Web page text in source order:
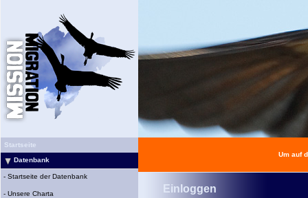
Startseite
Datenbank
- Startseite der Datenbank
- Unsere Charta
Um auf
Einloggen